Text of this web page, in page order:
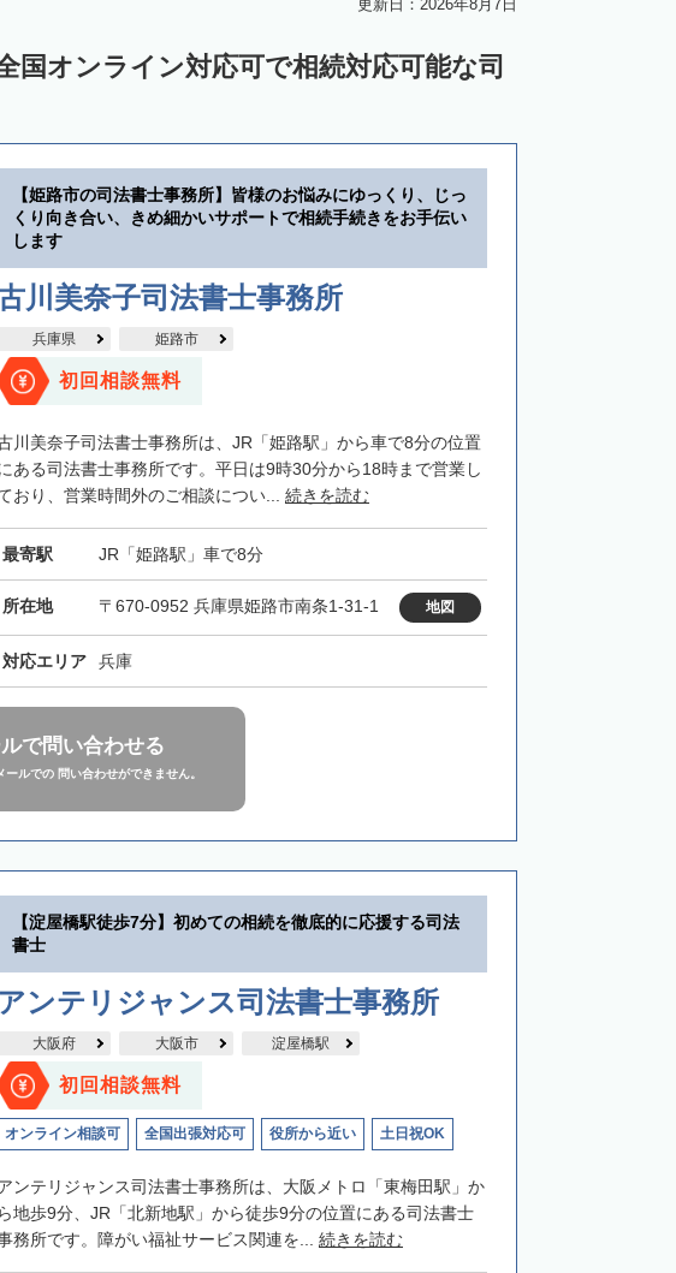
更新日：2026年8月7日
国オンライン対応可で相続対応可能な司
【姫路市の司法書士事務所】皆様のお悩みにゆっくり、じっ
くり向き合い、きめ細かいサポートで相続手続きをお手伝い
します
川美奈子司法書士事務所
兵庫県 姫路市
初回相談無料
川美奈子司法書士事務所は、JR「姫路駅」から車で8分の位置
ある司法書士事務所です。平日は9時30分から18時まで営業し
おり、営業時間外のご相談につい... 続きを読む
最寄駅 JR「姫路駅」車で8分
所在地 〒670-0952 兵庫県姫路市南条1-31-1 地図
対応エリア 兵庫
で問い合わせる
ールでの 問い合わせができません。
【淀屋橋駅徒歩7分】初めての相続を徹底的に応援する司法
書士
アンテリジャンス司法書士事務所
大阪府 大阪市 淀屋橋駅
初回相談無料
オンライン相談可 全国出張対応可 役所から近い 土日祝OK
ンテリジャンス司法書士事務所は、大阪メトロ「東梅田駅」か
ら地歩9分、JR「北新地駅」から徒歩9分の位置にある司法書士
務所です。障がい福祉サービス関連を... 続きを読む